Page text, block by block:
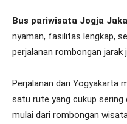
Bus pariwisata Jogja
nyaman, fasilitas lengkap,
perjalanan rombongan jarak
Perjalanan dari Yogyakarta
satu rute yang cukup sering
mulai dari rombongan